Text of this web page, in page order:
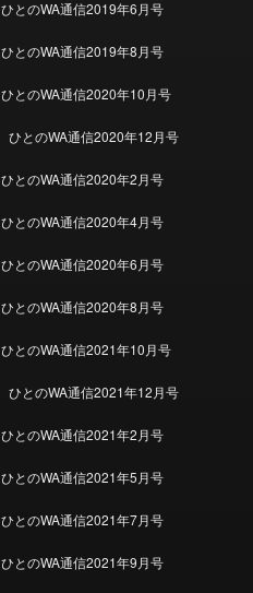
ひとのWA通信2019年6月号
ひとのWA通信2019年8月号
ひとのWA通信2020年10月号
ひとのWA通信2020年12月号
ひとのWA通信2020年2月号
ひとのWA通信2020年4月号
ひとのWA通信2020年6月号
ひとのWA通信2020年8月号
ひとのWA通信2021年10月号
ひとのWA通信2021年12月号
ひとのWA通信2021年2月号
ひとのWA通信2021年5月号
ひとのWA通信2021年7月号
ひとのWA通信2021年9月号